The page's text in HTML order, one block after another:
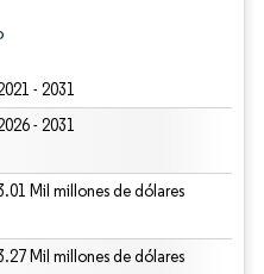
- 2031
- 2031
Mil millones de dólares
Mil millones de dólares